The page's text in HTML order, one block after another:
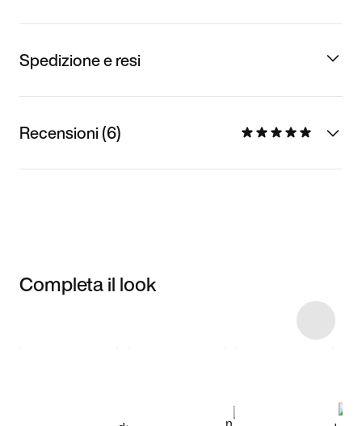
Spedizione e resi
Recensioni (6)
Completa il look